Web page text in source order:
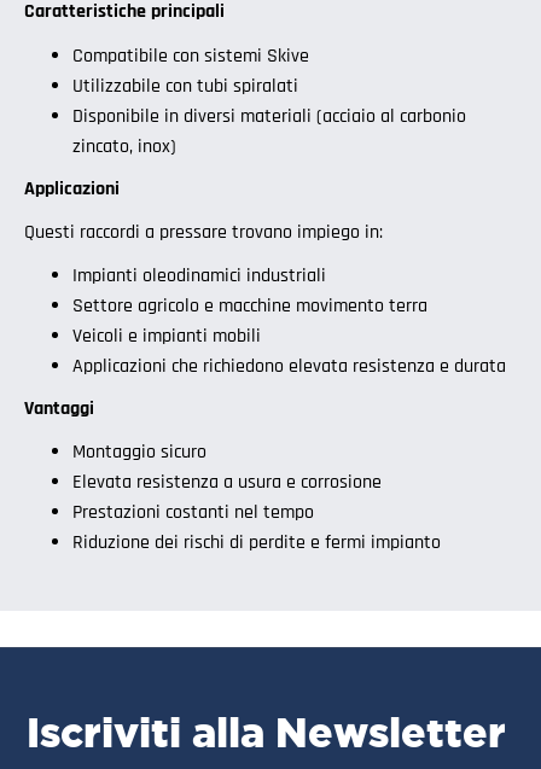
Caratteristiche principali
Compatibile con sistemi Skive
Utilizzabile con tubi spiralati
Disponibile in diversi materiali (acciaio al carbonio
zincato, inox)
Applicazioni
Questi raccordi a pressare trovano impiego in:
Impianti oleodinamici industriali
Settore agricolo e macchine movimento terra
Veicoli e impianti mobili
Applicazioni che richiedono elevata resistenza e durata
Vantaggi
Montaggio sicuro
Elevata resistenza a usura e corrosione
Prestazioni costanti nel tempo
Riduzione dei rischi di perdite e fermi impianto
Iscriviti alla Newsletter